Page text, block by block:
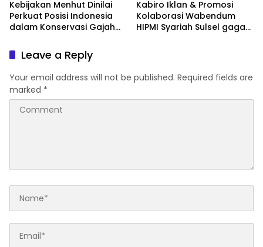
Kebijakan Menhut Dinilai
Perkuat Posisi Indonesia
dalam Konservasi Gajah
Kabiro Iklan & Promosi
Kolaborasi Wabendum
HIPMI Syariah Sulsel gagas
Leave a Reply
Your email address will not be published. Required fields are
marked *